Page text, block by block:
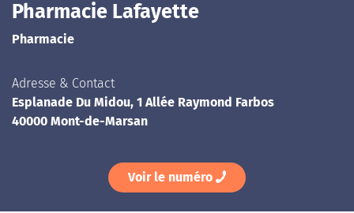
Pharmacie Lafayette
Pharmacie
Adresse & Contact
Esplanade Du Midou, 1 Allée Raymond Farbos
40000 Mont-de-Marsan
Voir le numéro